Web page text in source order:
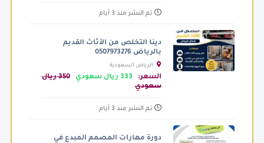
تم النشر منذ 3 أيام
دينا التخلص من الأثاث القديم
بالرياض 0507973276
السعر: 333 ريال سعودي
350 ريال
سعودي
تم النشر منذ 3 أيام
دورة مهارات المصمم المبدع في